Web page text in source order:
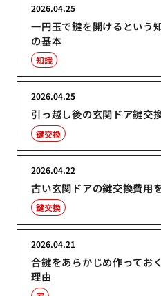
一円玉で鍵を開けるという
の基本
2026.04.25
知識
引っ越し後の玄関ドア鍵交
2026.04.25
鍵交換
古い玄関ドアの鍵交換費用
2026.04.22
鍵交換
合鍵をあらかじめ作ってお
理由
2026.04.21